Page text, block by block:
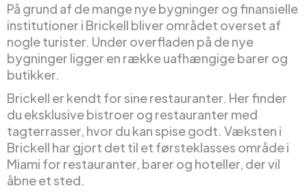
På grund af de mange nye bygninger og finansielle
institutioner i Brickell bliver området overset af
nogle turister. Under overfladen på de nye
bygninger ligger en række uafhængige barer og
butikker.
Brickell er kendt for sine restauranter. Her finder
du eksklusive bistroer og restauranter med
tagterrasser, hvor du kan spise godt. Væksten i
Brickell har gjort det til et førsteklasses område i
Miami for restauranter, barer og hoteller, der vil
åbne et sted.